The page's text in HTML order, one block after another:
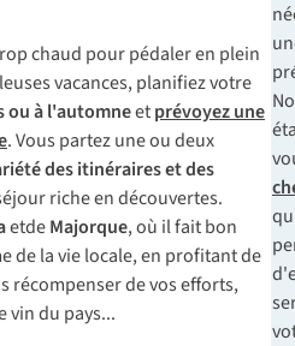
chaud pour pédaler en plein
vacances, planifiez votre
ou à l'automneetprévoyez une
. Vous partez une ou deux
des itinéraires et des
riche en découvertes.
etdeMajorque, où il fait bon
de la vie locale, en profitant de
récompenser de vos efforts,
vin du pays...